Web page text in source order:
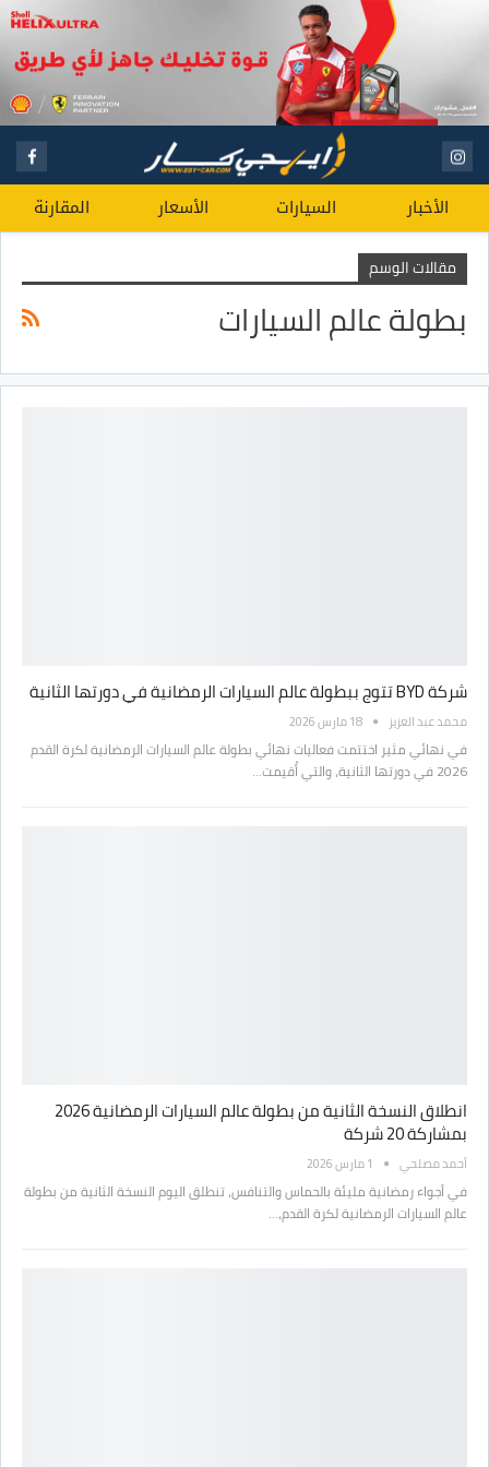
الأخبار السيارات الأسعار المقارنة
مقالات الوسم
بطولة عالم السيارات
شركة BYD تتوج ببطولة عالم السيارات الرمضانية في دورتها الثانية
محمد عبد العزيز 18 مارس 2026
في نهائي مثير اختتمت فعاليات نهائي بطولة عالم السيارات الرمضانية لكرة القدم
2026 في دورتها الثانية، والتي أُقيمت…
انطلاق النسخة الثانية من بطولة عالم السيارات الرمضانية 2026
بمشاركة 20 شركة
أحمد مصلحي 1 مارس 2026
في أجواء رمضانية مليئة بالحماس والتنافس، تنطلق اليوم النسخة الثانية من بطولة
عالم السيارات الرمضانية لكرة القدم،…